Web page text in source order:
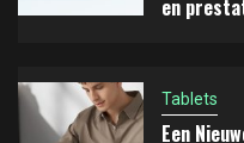
Grenzeloze
wapen voor de
en
Tablets
Een